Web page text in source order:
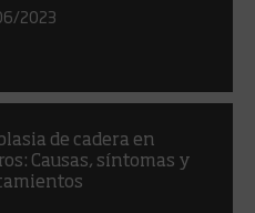
2023
de cadera en
Causas, síntomas y